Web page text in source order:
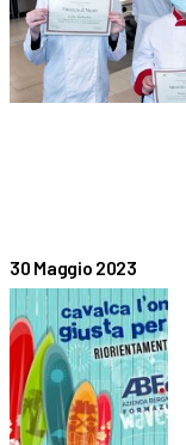
30 Maggio 2023